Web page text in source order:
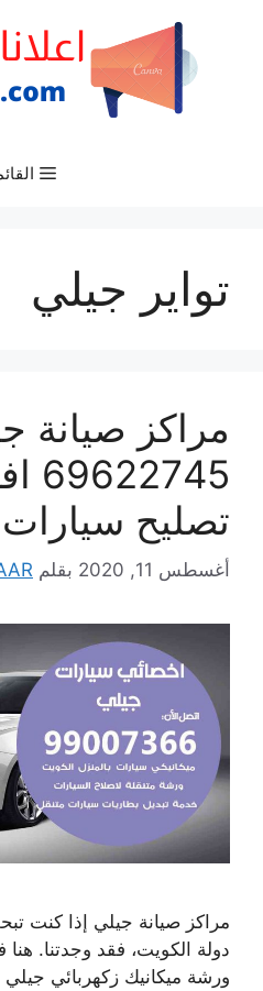
تواير جيلي
مراكز صيانة
تصليح
أغسطس 11, 2020 بقلم
مراكز صيانة جيلي إذا كنت
دولة الكويت، فقد وجدتنا.
ورشة ميكانيك زكهربائي